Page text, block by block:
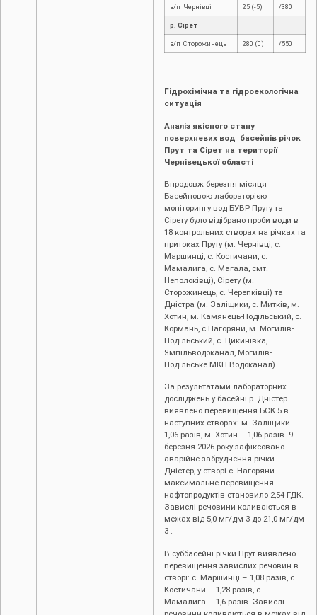
в/п Чернівці 25 (-5) /380
р. Сірет
в/п Сторожинець 280 (0) /550
Гідрохімічна та гідроекологічна
ситуація
Аналіз якісного стану
поверхневих вод басейнів річок
Прут та Сірет на території
Чернівецької області
Впродовж березня місяця
Басейновою лабораторією
моніторингу вод БУВР Пруту та
Сірету було відібрано проби води в
18 контрольних створах на річках та
притоках Пруту (м. Чернівці, c.
Маршинці, с. Костичани, с.
Мамалига, с. Магала, смт.
Неполоківці), Сірету (м.
Сторожинець, с. Черепківці) та
Дністра (м. Заліщики, с. Митків, м.
Хотин, м. Камянець-Подільський, с.
Кормань, с.Нагоряни, м. Могилів-
Подільський, с. Цикинівка,
Ямпільводоканал, Могилів-
Подільське МКП Водоканал).
За результатами лабораторних
досліджень у басейні р. Дністер
виявлено перевищення БСК 5 в
наступних створах: м. Заліщики –
1,06 разів, м. Хотин – 1,06 разів. 9
березня 2026 року зафіксовано
аварійне забруднення річки
Дністер, у створі с. Нагоряни
максимальне перевищення
нафтопродуктів становило 2,54 ГДК.
Завислі речовини коливаються в
межах від 5,0 мг/дм 3 до 21,0 мг/дм
3 .
В суббасейні річки Прут виявлено
перевищення завислих речовин в
створі: c. Маршинці – 1,08 разів, с.
Костичани – 1,28 разів, с.
Мамалига – 1,6 разів. Завислі